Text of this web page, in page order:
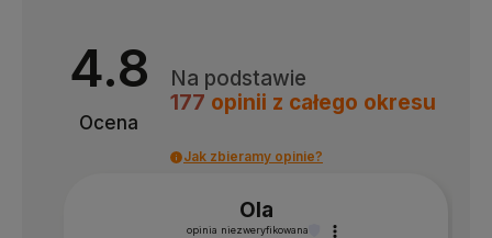
4.8
Ocena
Na podstawie
177 opinii z całego okresu
Jak zbieramy opinie?
Ola
opinia niezweryfikowana